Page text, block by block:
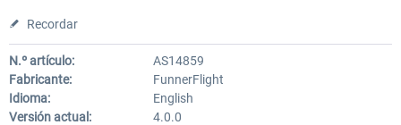
Recordar
N.º artículo:
AS14859
Fabricante:
FunnerFlight
Idioma:
English
Versión actual:
4.0.0